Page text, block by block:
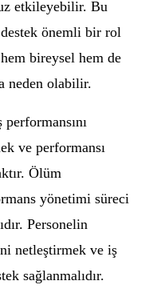
etkileyebilir. Bu
önemli bir rol
bireysel hem de
neden olabilir.
ve performansı
Ölüm
yönetimi süreci
Personelin
netleştirmek ve iş
sağlanmalıdır.